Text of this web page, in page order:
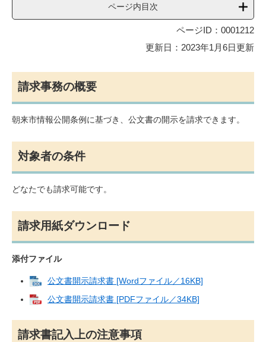
ページ内目次
ページID：0001212
更新日：2023年1月6日更新
請求事務の概要
朝来市情報公開条例に基づき、公文書の開示を請求できます。
対象者の条件
どなたでも請求可能です。
請求用紙ダウンロード
添付ファイル
公文書開示請求書 [Wordファイル／16KB]
公文書開示請求書 [PDFファイル／34KB]
請求書記入上の注意事項